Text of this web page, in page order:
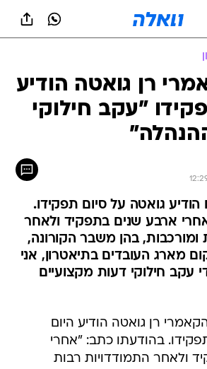
רן גואטה הודיע
"עקב חילוקי
גואטה על סיום תפקידו.
ארבע שנים בתפקיד ולאחר
ומורכבות, בהן משבר הקורונה,
מארג העובדים בתיאטרון, אני
עקב חילוקי דעות מקצועיים
רן גואטה הודיע היום
בהודעתו כתב: "אחרי
ולאחר התמודדויות רבות